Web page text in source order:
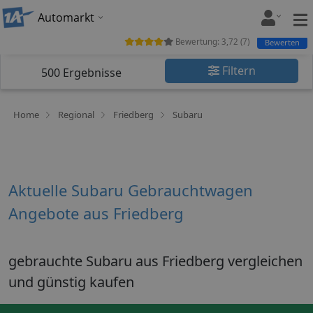
Automarkt
500 Ergebnisse Filtern
Home Regional Friedberg Subaru
Bewertung: 3,72 (7) Bewerten
Aktuelle Subaru Gebrauchtwagen
Angebote aus Friedberg
gebrauchte Subaru aus Friedberg vergleichen
und günstig kaufen